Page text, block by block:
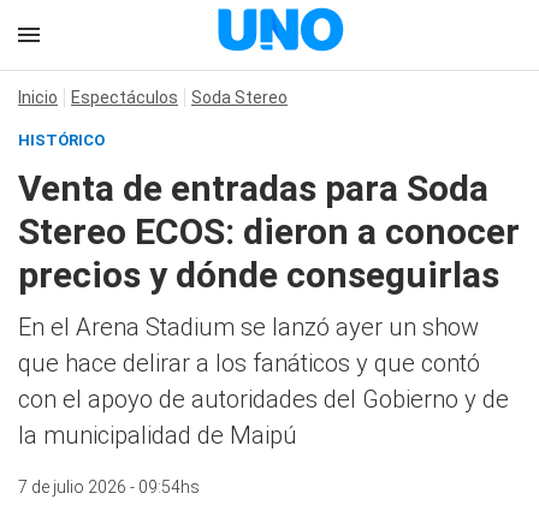
Inicio Espectáculos Soda Stereo
HISTÓRICO
Venta de entradas para Soda
Stereo ECOS: dieron a conocer
precios y dónde conseguirlas
En el Arena Stadium se lanzó ayer un show
que hace delirar a los fanáticos y que contó
con el apoyo de autoridades del Gobierno y de
la municipalidad de Maipú
7 de julio 2026 - 09:54hs